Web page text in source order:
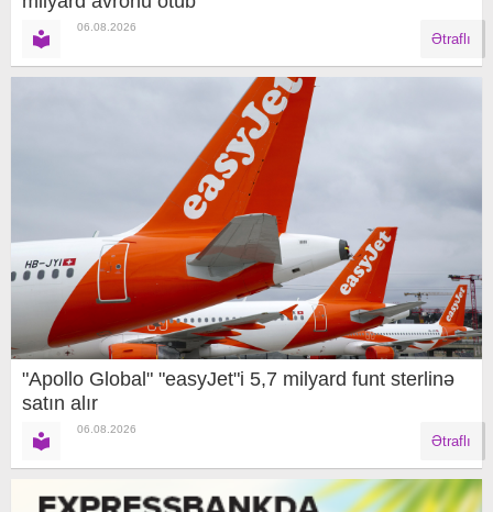
06.08.2026
Ətraflı
"Apollo Global" "easyJet"i 5,7 milyard funt sterlinə
satın alır
06.08.2026
Ətraflı